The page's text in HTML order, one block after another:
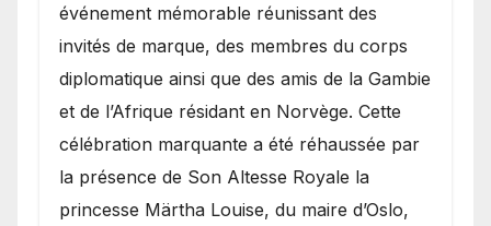
événement mémorable réunissant des
invités de marque, des membres du corps
diplomatique ainsi que des amis de la Gambie
et de l’Afrique résidant en Norvège. Cette
célébration marquante a été réhaussée par
la présence de Son Altesse Royale la
princesse Märtha Louise, du maire d’Oslo,